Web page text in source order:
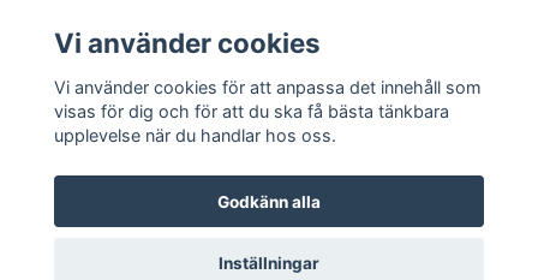
© 2026 Jaktförpackningar
Vi använder cookies
Vi använder cookies för att anpassa det innehåll som
visas för dig och för att du ska få bästa tänkbara
upplevelse när du handlar hos oss.
Godkänn alla
Inställningar